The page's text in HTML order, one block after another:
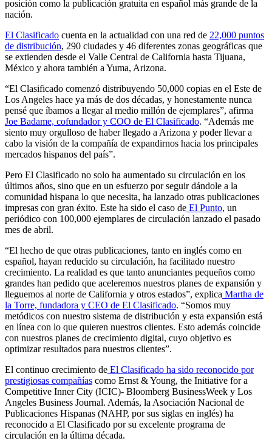
posición como la publicación gratuita en español más grande de la
nación.
El Clasificado cuenta en la actualidad con una red de 22,000 puntos
de distribución, 290 ciudades y 46 diferentes zonas geográficas que
se extienden desde el Valle Central de California hasta Tijuana,
México y ahora también a Yuma, Arizona.
“El Clasificado comenzó distribuyendo 50,000 copias en el Este de
Los Angeles hace ya más de dos décadas, y honestamente nunca
pensé que íbamos a llegar al medio millón de ejemplares”, afirma
Joe Badame, cofundador y COO de El Clasificado. “Además me
siento muy orgulloso de haber llegado a Arizona y poder llevar a
cabo la visión de la compañía de expandirnos hacia los principales
mercados hispanos del país”.
Pero El Clasificado no solo ha aumentado su circulación en los
últimos años, sino que en un esfuerzo por seguir dándole a la
comunidad hispana lo que necesita, ha lanzado otras publicaciones
impresas con gran éxito. Este ha sido el caso de El Punto, un
periódico con 100,000 ejemplares de circulación lanzado el pasado
mes de abril.
“El hecho de que otras publicaciones, tanto en inglés como en
español, hayan reducido su circulación, ha facilitado nuestro
crecimiento. La realidad es que tanto anunciantes pequeños como
grandes han pedido que aceleremos nuestros planes de expansión y
lleguemos al norte de California y otros estados”, explica Martha de
la Torre, fundadora y CEO de El Clasificado. “Somos muy
metódicos con nuestro sistema de distribución y esta expansión está
en línea con lo que quieren nuestros clientes. Esto además coincide
con nuestros planes de crecimiento digital, cuyo objetivo es
optimizar resultados para nuestros clientes”.
El continuo crecimiento de El Clasificado ha sido reconocido por
prestigiosas compañías como Ernst & Young, the Initiative for a
Competitive Inner City (ICIC)- Bloomberg BusinessWeek y Los
Angeles Business Journal. Además, la Asociación Nacional de
Publicaciones Hispanas (NAHP, por sus siglas en inglés) ha
reconocido a El Clasificado por su excelente programa de
circulación en la última década.